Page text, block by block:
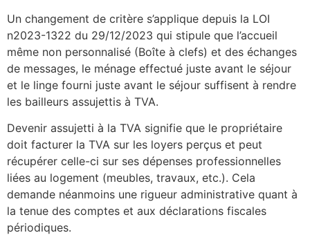
Un changement de critère s’applique depuis la LOI
n2023-1322 du 29/12/2023 qui stipule que l’accueil
même non personnalisé (Boîte à clefs) et des échanges
de messages, le ménage effectué juste avant le séjour
et le linge fourni juste avant le séjour suffisent à rendre
les bailleurs assujettis à TVA.
Devenir assujetti à la TVA signifie que le propriétaire
doit facturer la TVA sur les loyers perçus et peut
récupérer celle-ci sur ses dépenses professionnelles
liées au logement (meubles, travaux, etc.). Cela
demande néanmoins une rigueur administrative quant à
la tenue des comptes et aux déclarations fiscales
périodiques.